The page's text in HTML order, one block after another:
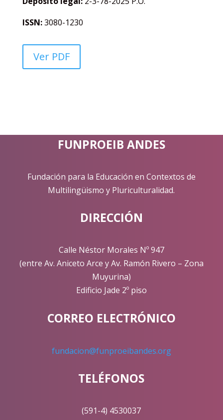
ISSN:3080-1230
Ver PDF
FUNPROEIB ANDES
Fundación para la Educación en Contextos de
Multilingüismo y Pluriculturalidad.
DIRECCIÓN
Calle Néstor Morales Nº 947
(entre Av. Aniceto Arce y Av. Ramón Rivero – Zona
Muyurina)
Edificio Jade 2º piso
CORREO ELECTRÓNICO
fundacion@funproeibandes.org
TELÉFONOS
(591-4) 4530037